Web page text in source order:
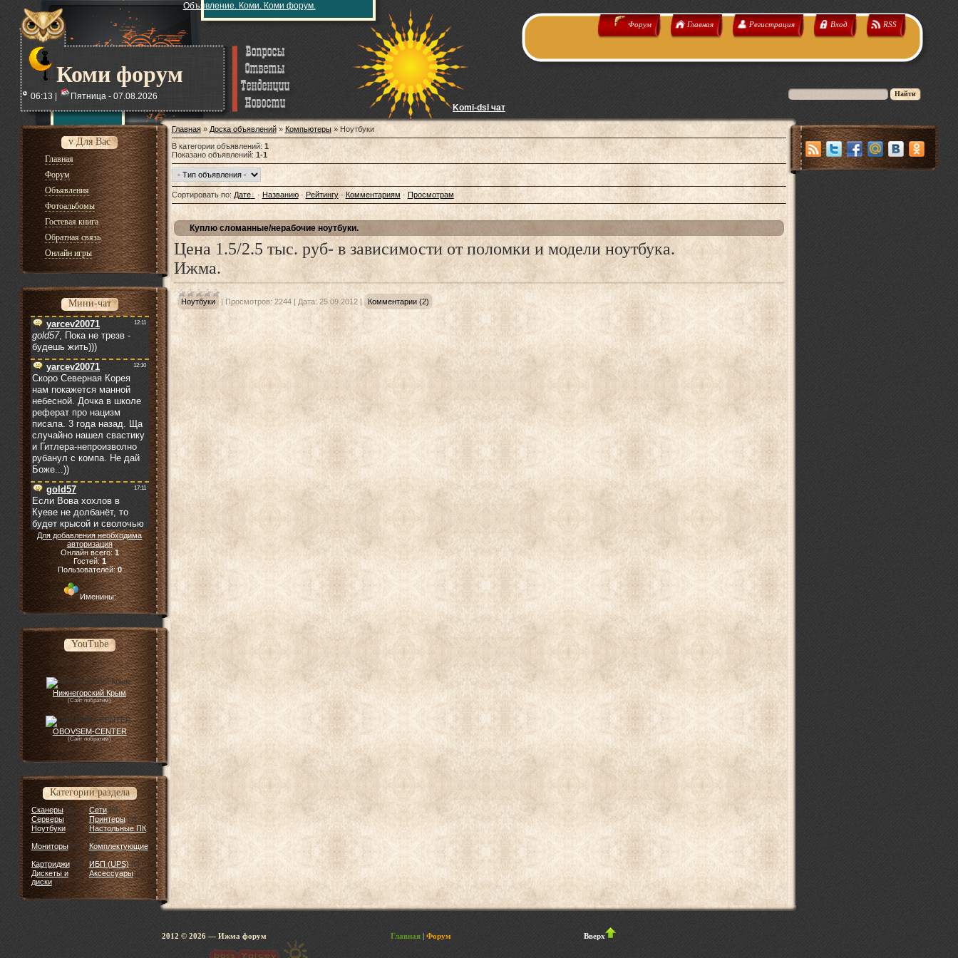
Коми форум
Объявление. Коми. Коми форум.
Форум Главная Регистрация Вход RSS
06:13 |
Пятница - 07.08.2026
Komi-dsl чат
v Для Вас
Главная
Форум
Объявления
Фотоальбомы
Гостевая книга
Обратная связь
Онлайн игры
Мини-чат
Для добавления необходима
авторизация
Онлайн всего:1
Гостей: 1
Пользователей:0
Именины:
YouTube
Нижнегорский Крым
(Сайт побратим)
OBOVSEM-CENTER
(Сайт побратим)
Категории раздела
Сканеры [0] Сети [0]
Серверы [0] Принтеры [0]
Ноутбуки [1]
Настольные ПК
[1]
Мониторы [0]
Комплектующие
[0]
Картриджи [0] ИБП (UPS) [0]
Дискеты и
диски [0]
Аксессуары [0]
Главная»Доска объявлений» Компьютеры» Ноутбуки
В категории объявлений: 1
Показано объявлений: 1-1
Сортировать по: Дате ·Названию· Рейтингу· Комментариям · Просмотрам
Куплю сломанные/нерабочие ноутбуки.
Цена 1.5/2.5 тыс. руб- в зависимости от поломки и модели ноутбука.
Ижма.
Ноутбуки | Просмотров: 2244| Дата: 25.09.2012 | Комментарии (2)
2012 © 2026— Ижма форум Главная Форум Вверх